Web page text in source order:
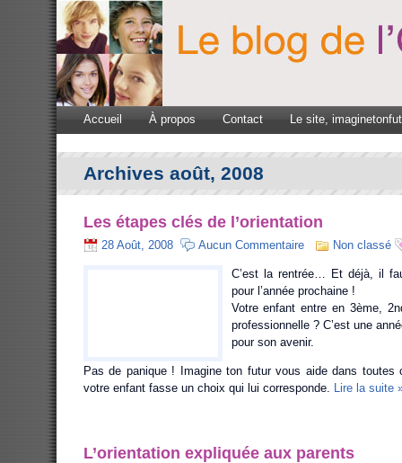
Accueil À propos Contact Le site,
Archives août, 2008
Les étapes clés de l’orientation
28 Août, 2008 Aucun Commentaire Non classé
C’est la rentrée… Et déjà, il
pour l’année prochaine !
Votre enfant entre en 3ème,
professionnelle ? C’est une
pour son avenir.
Pas de panique ! Imagine ton futur vous aide dans toutes
votre enfant fasse un choix qui lui corresponde. Lire la suite
L’orientation expliquée aux parents